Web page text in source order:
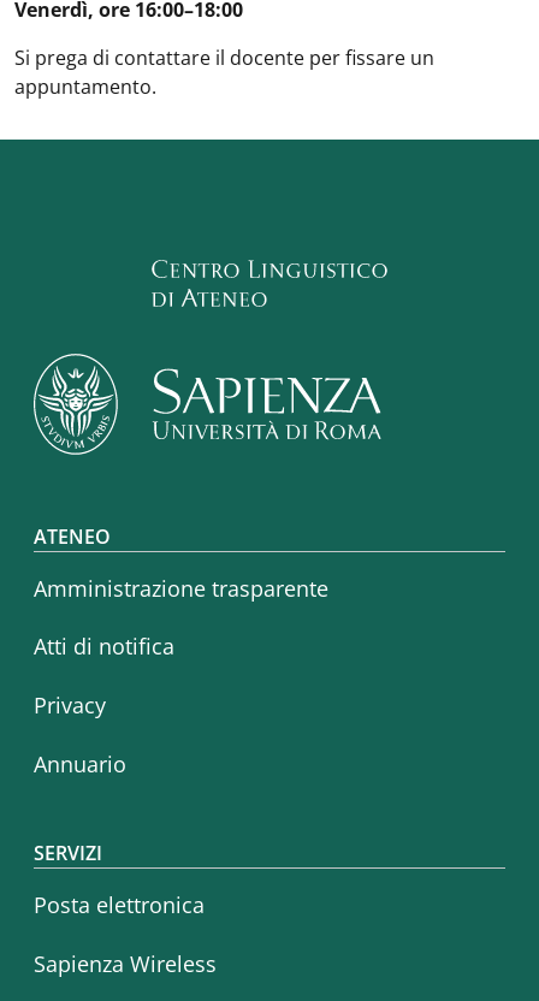
Venerdì, ore 16:00–18:00
Si prega di contattare il docente per fissare un
appuntamento.
Footer menu
ATENEO
Amministrazione trasparente
Atti di notifica
Privacy
Annuario
SERVIZI
Posta elettronica
Sapienza Wireless